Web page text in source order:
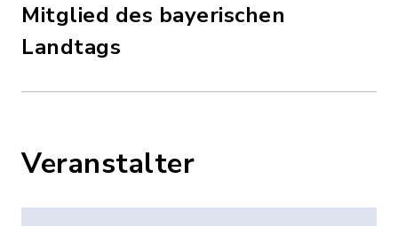
Mitglied des bayerischen
Landtags
Veranstalter